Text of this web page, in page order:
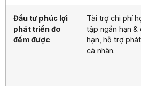
Đầu tư phúc lợi
phát triển đo
đếm được
Tài trợ chi phí
tập ngắn hạn &
hạn, hỗ trợ
cá nhân.